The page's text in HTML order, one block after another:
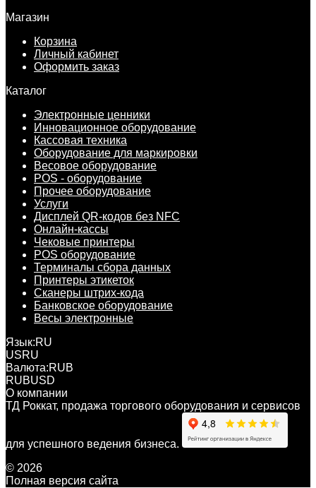
Магазин
Корзина
Личный кабинет
Оформить заказ
Каталог
Электронные ценники
Инновационное оборудование
Кассовая техника
Оборудование для маркировки
Весовое оборудование
POS - оборудование
Прочее оборудование
Услуги
Дисплей QR-кодов без NFC
Онлайн-кассы
Чековые принтеры
POS оборудование
Терминалы сбора данных
Принтеры этикеток
Сканеры штрих-кода
Банковское оборудование
Весы электронные
Язык:RU
USRU
Валюта:RUB
RUBUSD
О компании
ТД Роккат, продажа торгового оборудования и сервисов
для успешного ведения бизнеса.
© 2026
Полная версия сайта